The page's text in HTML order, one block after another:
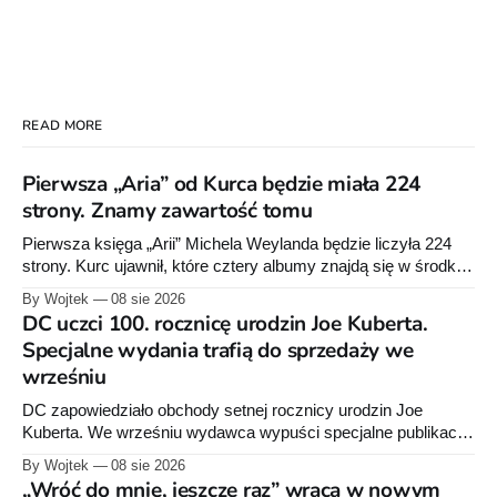
READ MORE
Pierwsza „Aria” od Kurca będzie miała 224
strony. Znamy zawartość tomu
Pierwsza księga „Arii” Michela Weylanda będzie liczyła 224
strony. Kurc ujawnił, które cztery albumy znajdą się w środku i
zapowiedział około 30 stron dodatków.
By Wojtek 08 sie 2026
DC uczci 100. rocznicę urodzin Joe Kuberta.
Specjalne wydania trafią do sprzedaży we
wrześniu
DC zapowiedziało obchody setnej rocznicy urodzin Joe
Kuberta. We wrześniu wydawca wypuści specjalne publikacje
poświęcone twórcy „Sgt. Rocka”, z których dwie trafią do
sprzedaży niemal dokładnie w dniu jego urodzin.
By Wojtek 08 sie 2026
„Wróć do mnie, jeszcze raz” wraca w nowym